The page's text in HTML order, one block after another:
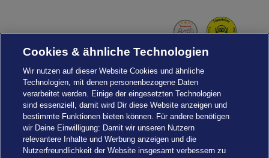
Cookies & ähnliche Technologien
Wir nutzen auf dieser Website Cookies und ähnliche
Technologien, mit denen personenbezogene Daten
verarbeitet werden. Einige der eingesetzten Technologien
sind essenziell, damit wird Dir diese Website anzeigen und
bestimmte Funktionen bieten können. Für andere benötigen
wir Deine Einwilligung: Damit wir unseren Nutzern
relevantere Inhalte und Werbung anzeigen und die
Nutzerfreundlichkeit der Website insgesamt verbessern zu